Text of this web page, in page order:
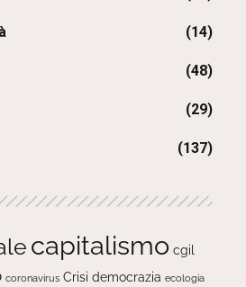
(14)
(48)
(29)
(137)
capitalismo cgil
coronavirus Crisi democrazia ecologia